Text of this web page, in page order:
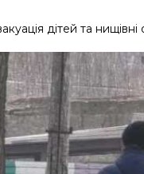
дітей та